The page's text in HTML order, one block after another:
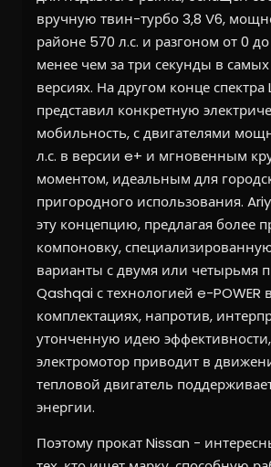
вручную твин-турбо 3,8 V6,
районе 570 л.с. и разгоном от 0
менее чем за три секунды в
версиях. На другом конце спектра
представил конкретную
мобильность, с двигателями
л.с. в версии e+ и мгновенным
моментом, идеальным для
пригородного использования.
эту концепцию, предлагая более
компоновку,
варианты с двумя или четырьмя
Qashqai с технологией e-POWER
комплектациях, напротив,
утонченную идею
электромотор приводит в
тепловой двигатель
энергии.
Поэтому прокат Nissan -